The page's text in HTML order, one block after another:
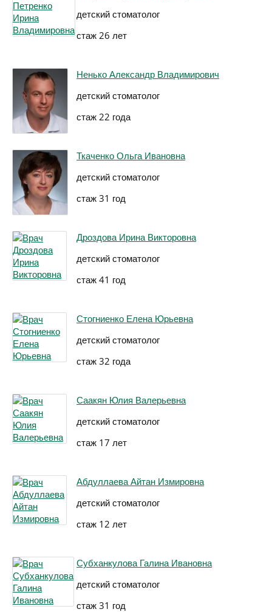
детский стоматолог
стаж 26 лет
Ненько Александр Владимирович
детский стоматолог
стаж 22 года
Ткаченко Ольга Ивановна
детский стоматолог
стаж 31 год
Дроздова Ирина Викторовна
детский стоматолог
стаж 41 год
Стогниенко Елена Юрьевна
детский стоматолог
стаж 32 года
Саакян Юлия Валерьевна
детский стоматолог
стаж 17 лет
Абдуллаева Айтан Измировна
детский стоматолог
стаж 12 лет
Субханкулова Галина Ивановна
детский стоматолог
стаж 31 год